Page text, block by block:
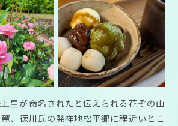
皇が命名されたと伝えられる花ぞの山
麓、徳川氏の発祥地松平郷に程近いとこ